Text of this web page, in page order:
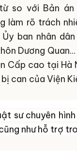
so với Bản án
làm rõ trách
ban nhân
Dương
Cấp cao tại Hà
can của Viện
sư chuyên
như hỗ trợ